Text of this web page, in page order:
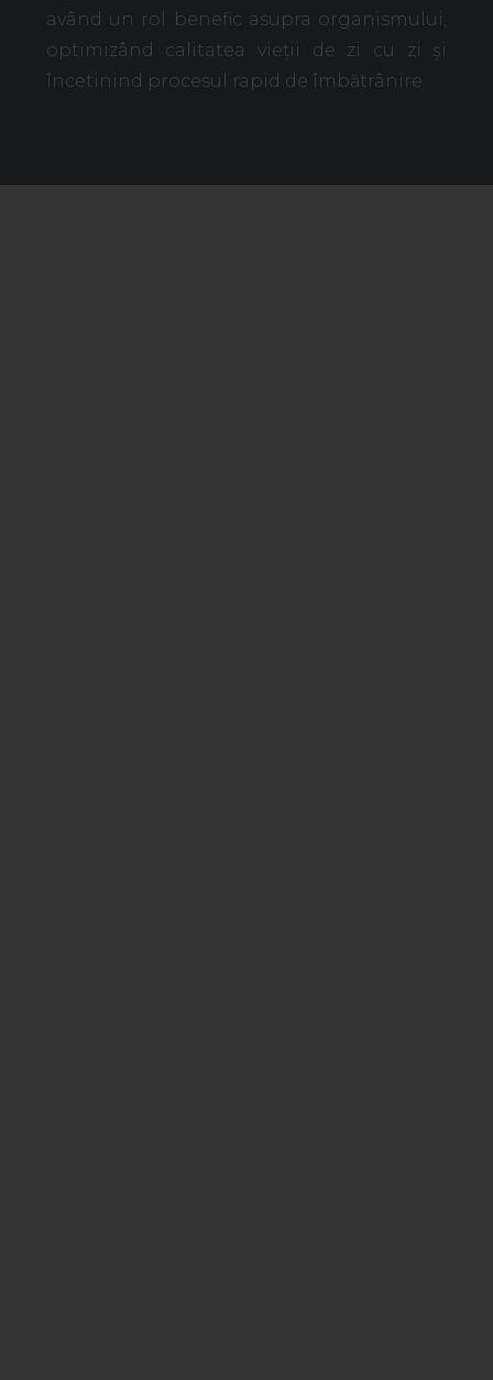
având un rol benefic asupra organismului,
optimizând calitatea vieții de zi cu zi și
încetinind procesul rapid de îmbătrânire.